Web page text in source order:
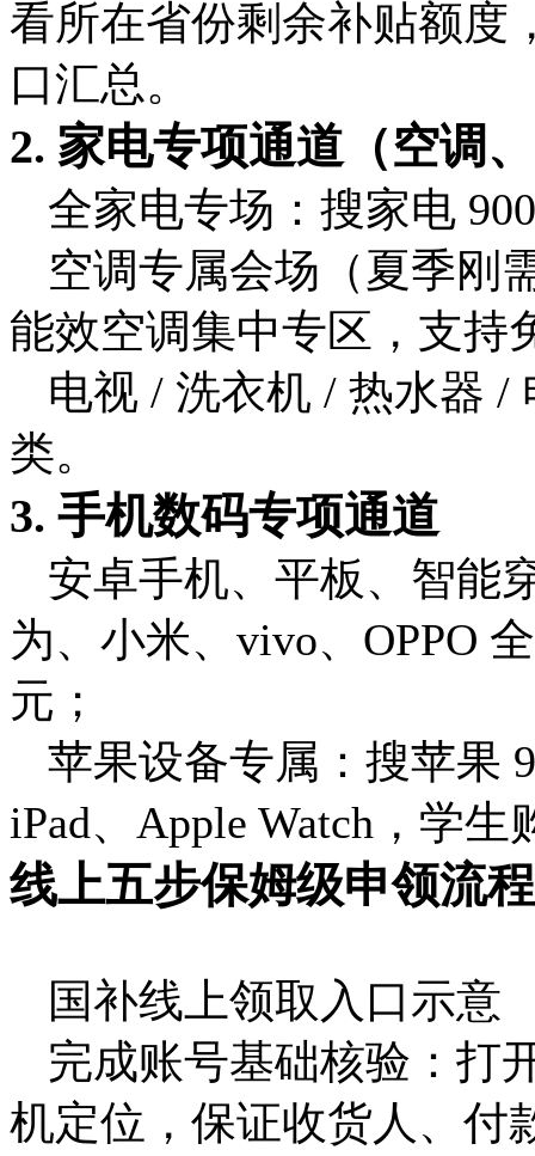
看所在省份剩余补贴额度
口汇总。
2. 家电专项通道（空调
全家电专场：搜家电 900
空调专属会场（夏季刚
能效空调集中专区，支持
电视 / 洗衣机 / 热水器 /
类。
3. 手机数码专项通道
安卓手机、平板、智能
为、小米、vivo、OPPO
元；
苹果设备专属：搜苹果
iPad、Apple Watch，学
线上五步保姆级申领流程
国补线上领取入口示意
完成账号基础核验：打
机定位，保证收货人、付